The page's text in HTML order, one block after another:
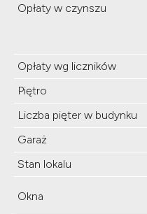
Opłaty w czynszu
Opłaty wg liczników
Piętro
Liczba pięter w budynku
Garaż
Stan lokalu
Okna